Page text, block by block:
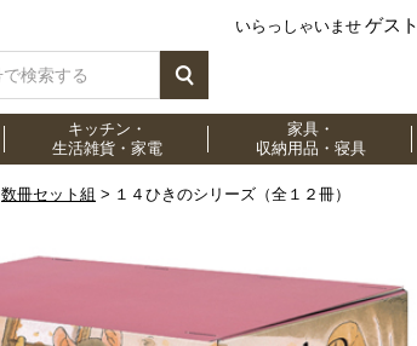
いらっしゃいませ ゲスト
キッチン・
生活雑貨・家電
家具・
収納用品・寝具
数冊セット組 １４ひきのシリーズ（全１２冊）